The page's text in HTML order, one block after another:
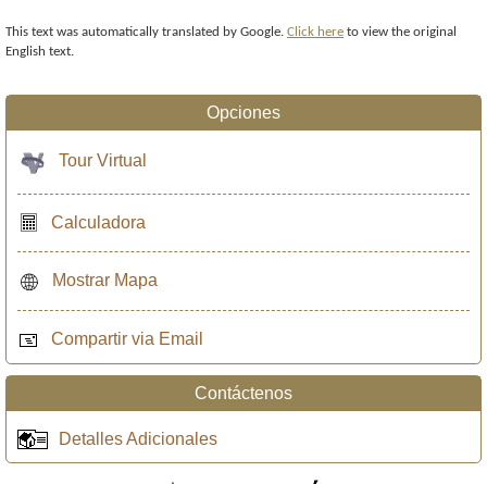
This text was automatically translated by Google. Click here to view the original
English text.
Opciones
Tour Virtual
Calculadora
Mostrar Mapa
Compartir via Email
Contáctenos
Detalles Adicionales